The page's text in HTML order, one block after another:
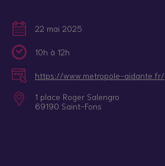
22 mai 2025
10h à 12h
https://www.metropole-aidante.fr/
1 place Roger Salengro
69190 Saint-Fons